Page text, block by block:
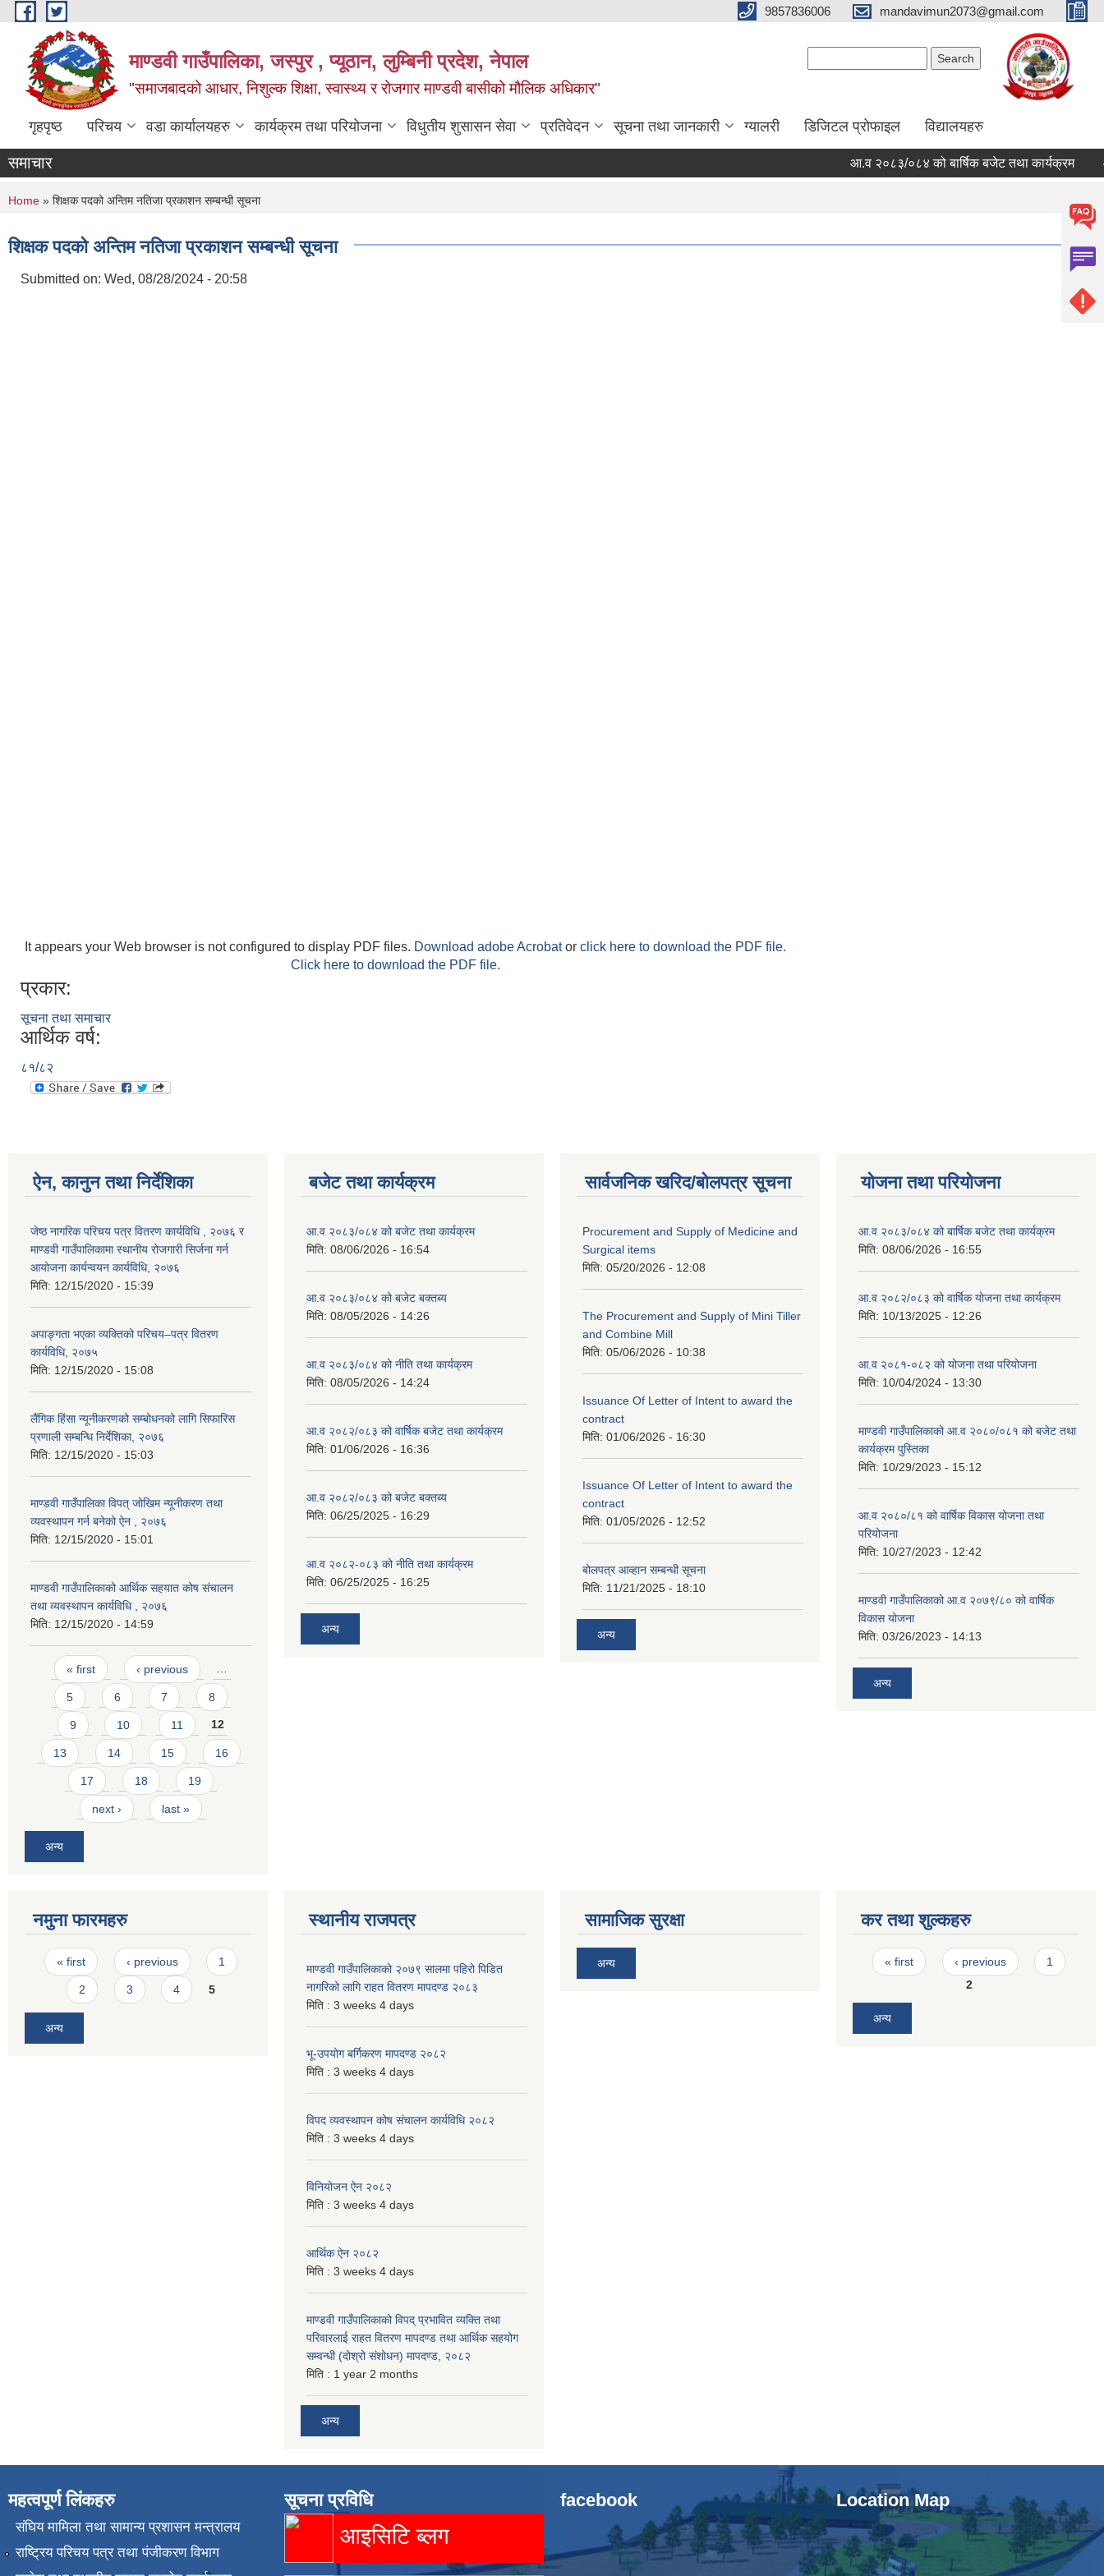
Skip to main content 9857836006 mandavimun2073@gmail.com
माण्डवी गाउँपालिका, जस्पुर , प्यूठान, लुम्बिनी प्रदेश, नेपाल
"समाजबादको आधार, निशुल्क शिक्षा, स्वास्थ्य र रोजगार माण्डवी बासीको मौलिक अधिकार"
गृहपृष्ठ परिचय वडा कार्यालयहरु कार्यक्रम तथा परियोजना विधुतीय शुसासन सेवा प्रतिवेदन सूचना तथा जानकारी ग्यालरी डिजिटल प्रोफाइल विद्यालयहरु
समाचार आ.व २०८३/०८४ को बार्षिक बजेट तथा कार्यक्रम आ.व
You are here
Home » शिक्षक पदको अन्तिम नतिजा प्रकाशन सम्बन्धी सूचना
शिक्षक पदको अन्तिम नतिजा प्रकाशन सम्बन्धी सूचना
Submitted on: Wed, 08/28/2024 - 20:58
It appears your Web browser is not configured to display PDF files. Download adobe Acrobator click here to download the PDF file.
Click here to download the PDF file.
प्रकार:
सूचना तथा समाचार
आर्थिक वर्ष:
८१/८२
ऐन, कानुन तथा निर्देशिका
जेष्ठ नागरिक परिचय पत्र वितरण कार्यविधि , २०७६ र
माण्डवी गाउँपालिकामा स्थानीय रोजगारी सिर्जना गर्न
आयोजना कार्यन्वयन कार्यविधि, २०७६
मिति: 12/15/2020 - 15:39
अपाङ्गता भएका व्यक्तिको परिचय–पत्र वितरण
कार्यविधि, २०७५
मिति: 12/15/2020 - 15:08
लैंगिक हिंसा न्यूनीकरणको सम्बोधनको लागि सिफारिस
प्रणाली सम्बन्धि निर्देशिका, २०७६
मिति: 12/15/2020 - 15:03
माण्डवी गाउँपालिका विपत् जोखिम न्यूनीकरण तथा
व्यवस्थापन गर्न बनेको ऐन , २०७६
मिति: 12/15/2020 - 15:01
माण्डवी गाउँपालिकाको आर्थिक सहयात कोष संचालन
तथा व्यवस्थापन कार्यविधि , २०७६
मिति: 12/15/2020 - 14:59
Pages
« first ‹ previous …
5 6 7 8
9 10 11 12
13 14 15 16
17 18 19
next › last »
अन्य
बजेट तथा कार्यक्रम
आ.व २०८३/०८४ को बजेट तथा कार्यक्रम
मिति: 08/06/2026 - 16:54
आ.व २०८३/०८४ को बजेट बक्तब्य
मिति: 08/05/2026 - 14:26
आ.व २०८३/०८४ को नीति तथा कार्यक्रम
मिति: 08/05/2026 - 14:24
आ.व २०८२/०८३ को वार्षिक बजेट तथा कार्यक्रम
मिति: 01/06/2026 - 16:36
आ.व २०८२/०८३ को बजेट बक्तब्य
मिति: 06/25/2025 - 16:29
आ.व २०८२-०८३ को नीति तथा कार्यक्रम
मिति: 06/25/2025 - 16:25
अन्य
सार्वजनिक खरिद/बोलपत्र सूचना
Procurement and Supply of Medicine and
Surgical items
मिति: 05/20/2026 - 12:08
The Procurement and Supply of Mini Tiller
and Combine Mill
मिति: 05/06/2026 - 10:38
Issuance Of Letter of Intent to award the
contract
मिति: 01/06/2026 - 16:30
Issuance Of Letter of Intent to award the
contract
मिति: 01/05/2026 - 12:52
बोलपत्र आव्हान सम्बन्धी सूचना
मिति: 11/21/2025 - 18:10
अन्य
योजना तथा परियोजना
आ.व २०८३/०८४ को बार्षिक बजेट तथा कार्यक्रम
मिति: 08/06/2026 - 16:55
आ.व २०८२/०८३ को वार्षिक योजना तथा कार्यक्रम
मिति: 10/13/2025 - 12:26
आ.व २०८१-०८२ को योजना तथा परियोजना
मिति: 10/04/2024 - 13:30
माण्डवी गाउँपालिकाको आ.व २०८०/०८१ को बजेट तथा
कार्यक्रम पुस्तिका
मिति: 10/29/2023 - 15:12
आ.व २०८०/८१ को वार्षिक विकास योजना तथा
परियोजना
मिति: 10/27/2023 - 12:42
माण्डवी गाउँपालिकाको आ.व २०७९/८० को वार्षिक
विकास योजना
मिति: 03/26/2023 - 14:13
अन्य
नमुना फारमहरु
Pages
« first ‹ previous 1
2 3 4 5
अन्य
स्थानीय राजपत्र
माण्डवी गाउँपालिकाको २०७९ सालमा पहिरो पिडित
नागरिको लागि राहत वितरण मापदण्ड २०८३
मिति : 3 weeks 4 days
भू-उपयोग बर्गिकरण मापदण्ड २०८२
मिति : 3 weeks 4 days
विपद व्यवस्थापन कोष संचालन कार्यविधि २०८२
मिति : 3 weeks 4 days
विनियोजन ऐन २०८२
मिति : 3 weeks 4 days
आर्थिक ऐन २०८२
मिति : 3 weeks 4 days
माण्डवी गाउँपालिकाको विपद् प्रभावित व्यक्ति तथा
परिवारलाई राहत वितरण मापदण्ड तथा आर्थिक सहयोग
सम्वन्धी (दोश्रो संशोधन) मापदण्ड, २०८२
मिति : 1 year 2 months
अन्य
सामाजिक सुरक्षा
अन्य
कर तथा शुल्कहरु
Pages
« first ‹ previous
1
2
अन्य
महत्वपूर्ण लिंकहरु
संघिय मामिला तथा सामान्य प्रशासन मन्त्रालय
राष्ट्रिय परिचय पत्र तथा पंजीकरण विभाग
सूचना प्रविधि
आइसिटि ब्लग
facebook Location Map